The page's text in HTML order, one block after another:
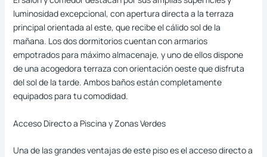
luminosidad excepcional, con apertura directa a la terraza
principal orientada al este, que recibe el cálido sol de la
mañana. Los dos dormitorios cuentan con armarios
empotrados para máximo almacenaje, y uno de ellos dispone
de una acogedora terraza con orientación oeste que disfruta
del sol de la tarde. Ambos baños están completamente
equipados para tu comodidad.
Acceso Directo a Piscina y Zonas Verdes
Una de las grandes ventajas de este piso es el acceso directo a